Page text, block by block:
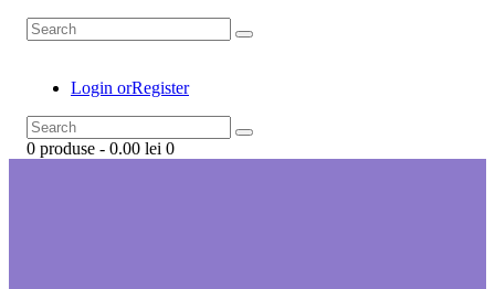
Login orRegister
0 produse - 0.00 lei 0